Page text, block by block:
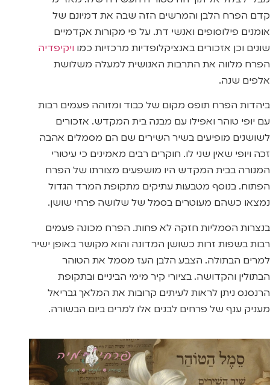
קדם הפרח הלבן והמרשים הזה שבה את דמיונם של
אומנים פילוסופים ואנשי דת. על פי מקורות אקדמיים
שונים וכן אזכורים באנציקלופדיות מרכזיות כמו ויקיפדיה
הפרח מלווה את התרבות האנושית למעלה משלושת
אלפים שנה.
ביהדות הפרח תופס מקום של כבוד ומזוהה פעמים רבות
עם יופי טוהר ואפילו עם מבנה בית המקדש. אזכורים
לשושנים מופיעים בשיר השירים שם הם מסמלים אהבה
זכה ויופי שאין שני לו. חוקרים רבים מאמינים כי עיטורי
המנורה בבית המקדש היו מושפעים מצורתו של הפרח
הפתוח. בנוסף מטבעות עתיקים מתקופת המרד הגדול
נמצאו כשהם מעוטרים בסמל של שלושה פרחי שושן.
בנצרות הסמליות חזקה לא פחות. הפרח מכונה פעמים
רבות בשפות זרות כשושן המדונה והוא מקושר באופן ישיר
למרים הבתולה. הצבע הלבן העז מסמל את הטוהר
הבתולין והקדושה. בציורי קיר מימי הביניים ובתקופת
הרנסנס ניתן לראות לעיתים קרובות את המלאך גבריאל
מעניק ענף של פרחים לבנים אלו למרים ביום הבשורה.